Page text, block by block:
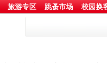
旅游专区 跳蚤市场 校园换